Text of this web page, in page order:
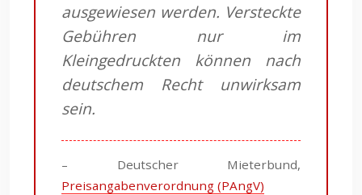
ausgewiesen werden. Versteckte
Gebühren nur im
Kleingedruckten können nach
deutschem Recht unwirksam
sein.
– Deutscher Mieterbund,
Preisangabenverordnung (PAngV)